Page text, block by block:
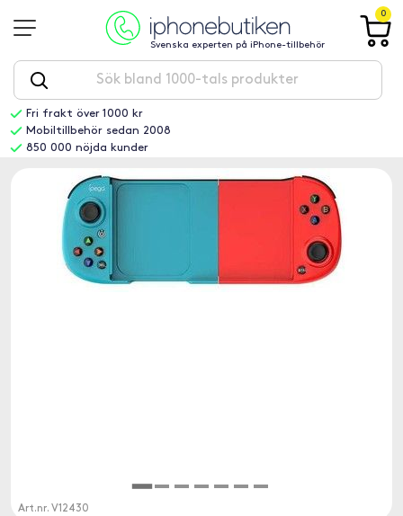
Svenska experten på iPhone-tillbehör
0
Fri frakt över 1000 kr
Mobiltillbehör sedan 2008
850 000 nöjda kunder
Art.nr. V12430